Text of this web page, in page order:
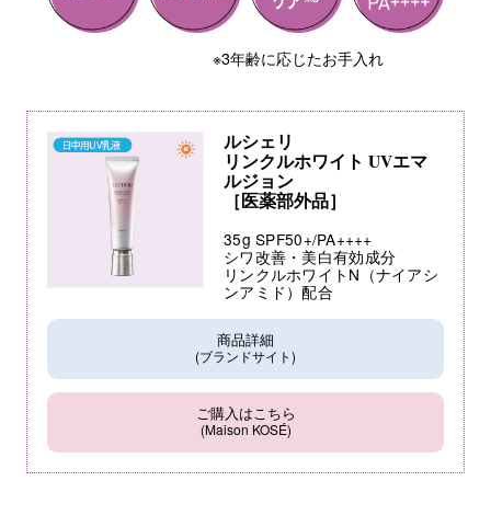
※3年齢に応じたお手入れ
ルシェリ
リンクルホワイト UVエマ
ルジョン
［医薬部外品］
35g SPF50+/PA++++
シワ改善・美白有効成分
リンクルホワイトN（ナイアシ
ンアミド）配合
商品詳細
(ブランドサイト)
ご購入はこちら
(Maison KOSÉ)